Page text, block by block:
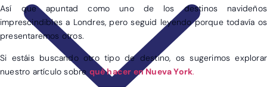
Así que apuntad como uno de los destinos navideños
imprescindibles a Londres, pero seguid leyendo porque todavía os
presentaremos otros.
Si estáis buscando otro tipo de destino, os sugerimos explorar
nuestro artículo sobre qué hacer en Nueva York.